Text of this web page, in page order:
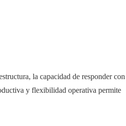
la capacidad de responder con
y flexibilidad operativa permite